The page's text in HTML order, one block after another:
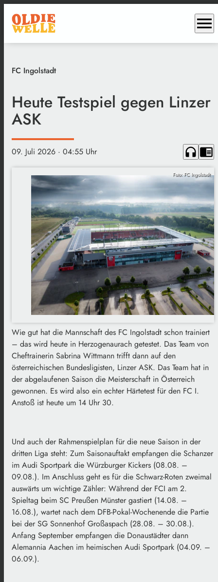
menu
FC Ingolstadt
Heute Testspiel gegen Linzer
ASK
09. Juli 2026 · 04:55 Uhr headphones chrome_reader_mode
Foto: FC Ingolstadt
Wie gut hat die Mannschaft des FC Ingolstadt schon trainiert
– das wird heute in Herzogenaurach getestet. Das Team von
Cheftrainerin Sabrina Wittmann trifft dann auf den
österreichischen Bundesligisten, Linzer ASK. Das Team hat in
der abgelaufenen Saison die Meisterschaft in Österreich
gewonnen. Es wird also ein echter Härtetest für den FC I.
Anstoß ist heute um 14 Uhr 30.
Und auch der Rahmenspielplan für die neue Saison in der
dritten Liga steht: Zum Saisonauftakt empfangen die Schanzer
im Audi Sportpark die Würzburger Kickers (08.08. –
09.08.). Im Anschluss geht es für die Schwarz-Roten zweimal
auswärts um wichtige Zähler: Während der FCI am 2.
Spieltag beim SC Preußen Münster gastiert (14.08. –
16.08.), wartet nach dem DFB-Pokal-Wochenende die Partie
bei der SG Sonnenhof Großaspach (28.08. – 30.08.).
Anfang September empfangen die Donaustädter dann
Alemannia Aachen im heimischen Audi Sportpark (04.09. –
06.09.).